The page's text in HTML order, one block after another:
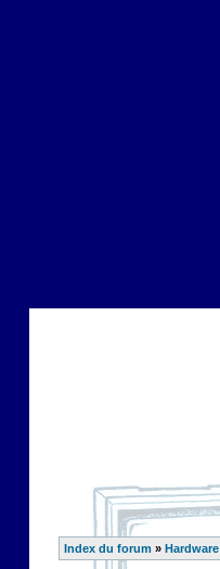
Index du forum » Hardware